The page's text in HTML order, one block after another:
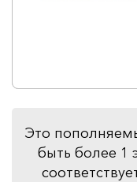
Это
быть более 1